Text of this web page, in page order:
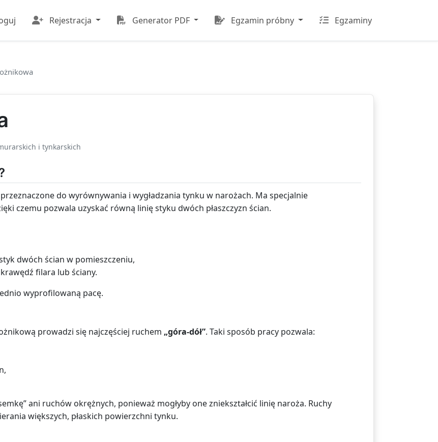
Rejestracja Generator PDF Egzamin próbny Egzaminy
i tynkarskich
do wyrównywania i wygładzania tynku w narożach. Ma specjalnie
czemu pozwala uzyskać równą linię styku dwóch płaszczyzn ścian.
dwóch ścian w pomieszczeniu,
filara lub ściany.
wyprofilowaną pacę.
prowadzi się najczęściej ruchem „góra-dół”. Taki sposób pracy pozwala:
ani ruchów okrężnych, ponieważ mogłyby one zniekształcić linię naroża. Ruchy
większych, płaskich powierzchni tynku.